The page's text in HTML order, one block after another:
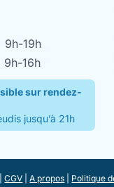
9h-19h
9h-16h
sur rendez-
jusqu’à 21h
|CGV |A propos Politique